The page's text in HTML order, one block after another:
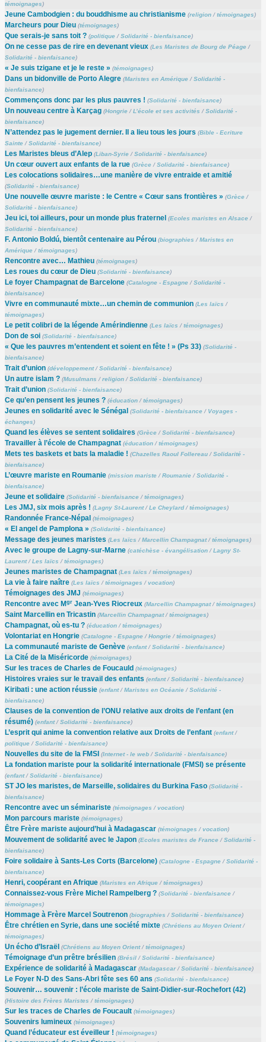
témoignages)
Jeune Cambodgien : du bouddhisme au christianisme (religion/témoignages)
Marcheurs pour Dieu (témoignages)
Que serais-je sans toit ? (politique/Solidarité - bienfaisance)
On ne cesse pas de rire en devenant vieux (Les Maristes de Bourg de Péage/
Solidarité - bienfaisance)
« Je suis tzigane et je le reste » (témoignages)
Dans un bidonville de Porto Alegre (Maristes en Amérique/Solidarité -
bienfaisance)
Commençons donc par les plus pauvres ! (Solidarité - bienfaisance)
Un nouveau centre à Karçag (Hongrie/L’école et ses activités /Solidarité -
bienfaisance)
N’attendez pas le jugement dernier. Il a lieu tous les jours (Bible - Ecriture
Sainte/Solidarité - bienfaisance)
Les Maristes bleus d’Alep (Liban-Syrie/Solidarité - bienfaisance)
Un cœur ouvert aux enfants de la rue (Grèce/Solidarité - bienfaisance)
Les colocations solidaires…une manière de vivre entraide et amitié
(Solidarité - bienfaisance)
Une nouvelle œuvre mariste : le Centre « Cœur sans frontières » (Grèce/
Solidarité - bienfaisance)
Jeu ici, toi ailleurs, pour un monde plus fraternel (Ecoles maristes en Alsace/
Solidarité - bienfaisance)
F. Antonio Boldú, bientôt centenaire au Pérou (biographies /Maristes en
Amérique/témoignages)
Rencontre avec… Mathieu (témoignages)
Les roues du cœur de Dieu (Solidarité - bienfaisance)
Le foyer Champagnat de Barcelone (Catalogne - Espagne/Solidarité -
bienfaisance)
Vivre en communauté mixte…un chemin de communion (Les laïcs /
témoignages)
Le petit colibri de la légende Amérindienne (Les laïcs /témoignages)
Don de soi (Solidarité - bienfaisance)
« Que les pauvres m’entendent et soient en fête ! » (Ps 33) (Solidarité -
bienfaisance)
Trait d’union (développement/Solidarité - bienfaisance)
Un autre islam ? (Musulmans /religion/Solidarité - bienfaisance)
Trait d’union (Solidarité - bienfaisance)
Ce qu’en pensent les jeunes ? (éducation/témoignages)
Jeunes en solidarité avec le Sénégal (Solidarité - bienfaisance/ Voyages -
échanges)
Quand les élèves se sentent solidaires (Grèce/Solidarité - bienfaisance)
Travailler à l’école de Champagnat (éducation/témoignages)
Mets tes baskets et bats la maladie ! (Chazelles Raoul Follereau/Solidarité -
bienfaisance)
L’œuvre mariste en Roumanie (mission mariste/Roumanie/Solidarité -
bienfaisance)
Jeune et solidaire (Solidarité - bienfaisance/témoignages)
Les JMJ, six mois après ! (Lagny St-Laurent/Le Cheylard/témoignages)
Randonnée France-Népal (témoignages)
« El angel de Pamplona » (Solidarité - bienfaisance)
Message des jeunes maristes (Les laïcs /Marcellin Champagnat/témoignages)
Avec le groupe de Lagny-sur-Marne (catéchèse - évangélisation/Lagny St-
Laurent/Les laïcs /témoignages)
Jeunes maristes de Champagnat (Les laïcs /témoignages)
La vie à faire naître (Les laïcs /témoignages /vocation)
Témoignages des JMJ (témoignages)
Rencontre avec MgrJean-Yves Riocreux (Marcellin Champagnat/témoignages)
Saint Marcellin en Tricastin (Marcellin Champagnat/témoignages)
Champagnat, où es-tu ? (éducation/témoignages)
Volontariat en Hongrie (Catalogne - Espagne/Hongrie/témoignages)
La communauté mariste de Genève (enfant/Solidarité - bienfaisance)
La Cité de la Miséricorde (témoignages)
Sur les traces de Charles de Foucauld (témoignages)
Histoires vraies sur le travail des enfants (enfant/Solidarité - bienfaisance)
Kiribati : une action réussie (enfant/Maristes en Océanie/Solidarité -
bienfaisance)
Clauses de la convention de l’ONU relative aux droits de l’enfant (en
résumé) (enfant/Solidarité - bienfaisance)
L’esprit qui anime la convention relative aux Droits de l’enfant (enfant/
politique/Solidarité - bienfaisance)
Nouvelles du site de la FMSI (Internet - le web/Solidarité - bienfaisance)
La fondation mariste pour la solidarité internationale (FMSI) se présente
(enfant/Solidarité - bienfaisance)
ST JO les maristes, de Marseille, solidaires du Burkina Faso (Solidarité -
bienfaisance)
Rencontre avec un séminariste (témoignages /vocation)
Mon parcours mariste (témoignages)
Être Frère mariste aujourd’hui à Madagascar (témoignages /vocation)
Mouvement de solidarité avec le Japon (Ecoles maristes de France/Solidarité -
bienfaisance)
Foire solidaire à Sants-Les Corts (Barcelone) (Catalogne - Espagne/Solidarité -
bienfaisance)
Henri, coopérant en Afrique (Maristes en Afrique/témoignages)
Connaissez-vous Frère Michel Rampelberg ? (Solidarité - bienfaisance/
témoignages)
Hommage à Frère Marcel Soutrenon (biographies /Solidarité - bienfaisance)
Être chrétien en Syrie, dans une société mixte (Chrétiens au Moyen Orient/
témoignages)
Un écho d’Israël (Chrétiens au Moyen Orient/témoignages)
Témoignage d’un prêtre brésilien (Brésil/Solidarité - bienfaisance)
Expérience de solidarité à Madagascar (Madagascar/Solidarité - bienfaisance)
Le Foyer N-D des Sans-Abri fête ses 60 ans (Solidarité - bienfaisance)
Souvenir… souvenir : l’école mariste de Saint-Didier-sur-Rochefort (42)
(Histoire des Frères Maristes /témoignages)
Sur les traces de Charles de Foucault (témoignages)
Souvenirs lumineux (témoignages)
Quand l’éducateur est éveilleur ! (témoignages)